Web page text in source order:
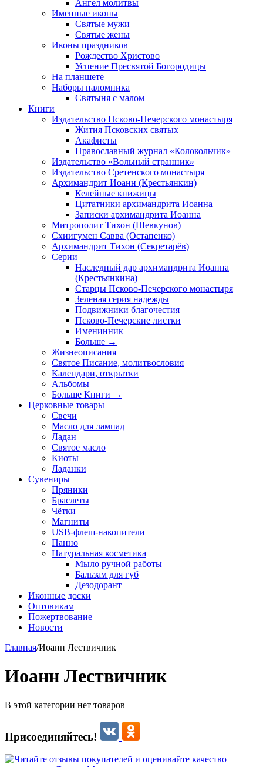
Ангел молитвы
Именные иконы
Святые мужи
Святые жены
Иконы праздников
Рождество Христово
Успение Пресвятой Богородицы
На планшете
Наборы паломника
Святыня с малом
Книги
Издательство Псково-Печерского монастыря
Жития Псковских святых
Акафисты
Православный журнал «Колокольчик»
Издательство «Вольный странник»
Издательство Сретенского монастыря
Архимандрит Иоанн (Крестьянкин)
Келейные книжицы
Цитатники архимандрита Иоанна
Записки архимандрита Иоанна
Митрополит Тихон (Шевкунов)
Схиигумен Савва (Остапенко)
Архимандрит Тихон (Секретарёв)
Серии
Наследный дар архимандрита Иоанна
(Крестьянкина)
Старцы Псково-Печерского монастыря
Зеленая серия надежды
Подвижники благочестия
Псково-Печерские листки
Именинник
Больше →
Жизнеописания
Святое Писание, молитвословия
Календари, открытки
Альбомы
Больше Книги →
Церковные товары
Свечи
Масло для лампад
Ладан
Святое масло
Киоты
Ладанки
Сувениры
Пряники
Браслеты
Чётки
Магниты
USB-флеш-накопители
Панно
Натуральная косметика
Мыло ручной работы
Бальзам для губ
Дезодорант
Иконные доски
Оптовикам
Пожертвование
Новости
Главная/Иоанн Лествичник
Иоанн Лествичник
В этой категории нет товаров
Присоединяйтесь!